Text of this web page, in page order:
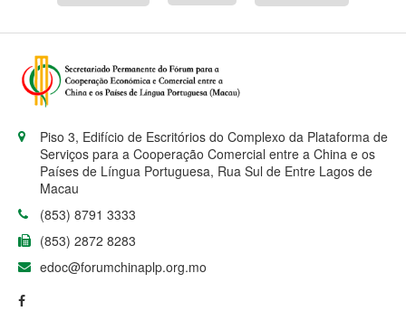
Piso 3, Edifício de Escritórios do Complexo da Plataforma de
Serviços para a Cooperação Comercial entre a China e os
Países de Língua Portuguesa, Rua Sul de Entre Lagos de
Macau
(853) 8791 3333
(853) 2872 8283
edoc@forumchinaplp.org.mo